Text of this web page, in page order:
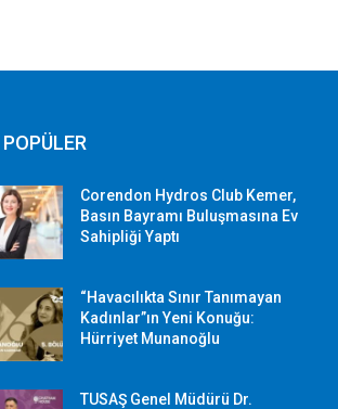
POPÜLER
Corendon Hydros Club Kemer,
Basın Bayramı Buluşmasına Ev
Sahipliği Yaptı
“Havacılıkta Sınır Tanımayan
Kadınlar”ın Yeni Konuğu:
Hürriyet Munanoğlu
TUSAŞ Genel Müdürü Dr.